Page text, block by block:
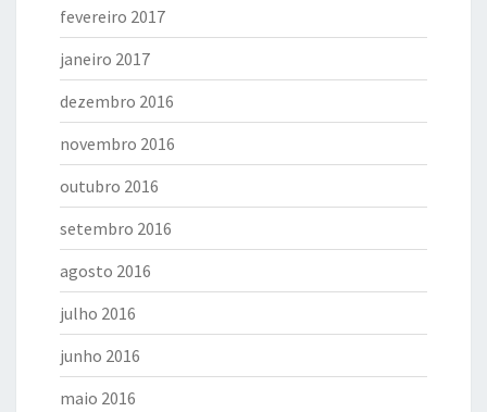
fevereiro 2017
janeiro 2017
dezembro 2016
novembro 2016
outubro 2016
setembro 2016
agosto 2016
julho 2016
junho 2016
maio 2016